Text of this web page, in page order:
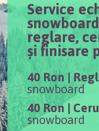
Service
snowboard
reglare,
și finisare
40 Ron |
snowboard
40 Ron |
snowboard